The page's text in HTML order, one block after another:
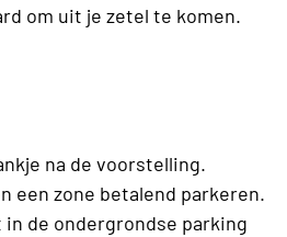
om uit je zetel te komen.
na de voorstelling.
een zone betalend parkeren.
de ondergrondse parking